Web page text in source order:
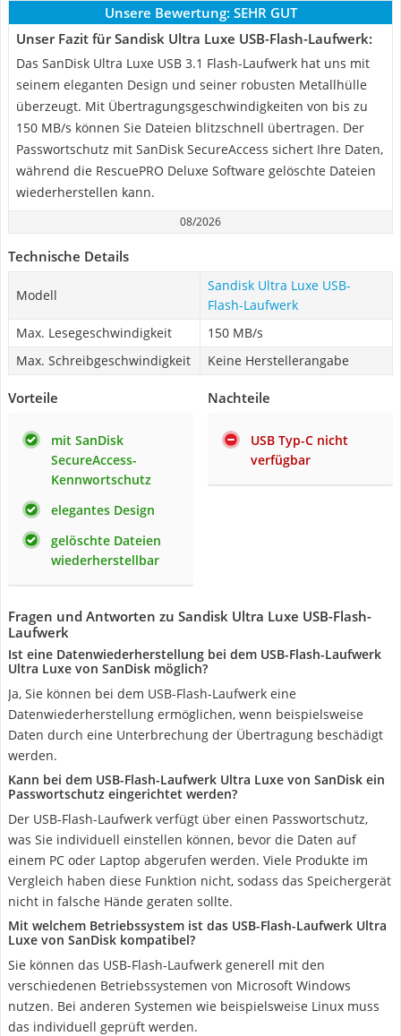
Unsere Bewertung: SEHR GUT
Unser Fazit für Sandisk Ultra Luxe USB-Flash-Laufwerk:
Das SanDisk Ultra Luxe USB 3.1 Flash-Laufwerk hat uns mit
seinem eleganten Design und seiner robusten Metallhülle
überzeugt. Mit Übertragungsgeschwindigkeiten von bis zu
150 MB/s können Sie Dateien blitzschnell übertragen. Der
Passwortschutz mit SanDisk SecureAccess sichert Ihre Daten,
während die RescuePRO Deluxe Software gelöschte Dateien
wiederherstellen kann.
08/2026
Technische Details
Modell
Sandisk Ultra Luxe USB-
Flash-Laufwerk
Max. Lesegeschwindigkeit
150 MB/s
Max. Schreibgeschwindigkeit
Keine Herstellerangabe
Vorteile
mit SanDisk
SecureAccess-
Kennwortschutz
elegantes Design
gelöschte Dateien
wiederherstellbar
Nachteile
USB Typ-C nicht
verfügbar
Fragen und Antworten zu Sandisk Ultra Luxe USB-Flash-
Laufwerk
Ist eine Datenwiederherstellung bei dem USB-Flash-Laufwerk
Ultra Luxe von SanDisk möglich?
Ja, Sie können bei dem USB-Flash-Laufwerk eine
Datenwiederherstellung ermöglichen, wenn beispielsweise
Daten durch eine Unterbrechung der Übertragung beschädigt
werden.
Kann bei dem USB-Flash-Laufwerk Ultra Luxe von SanDisk ein
Passwortschutz eingerichtet werden?
Der USB-Flash-Laufwerk verfügt über einen Passwortschutz,
was Sie individuell einstellen können, bevor die Daten auf
einem PC oder Laptop abgerufen werden. Viele Produkte im
Vergleich haben diese Funktion nicht, sodass das Speichergerät
nicht in falsche Hände geraten sollte.
Mit welchem Betriebssystem ist das USB-Flash-Laufwerk Ultra
Luxe von SanDisk kompatibel?
Sie können das USB-Flash-Laufwerk generell mit den
verschiedenen Betriebssystemen von Microsoft Windows
nutzen. Bei anderen Systemen wie beispielsweise Linux muss
das individuell geprüft werden.